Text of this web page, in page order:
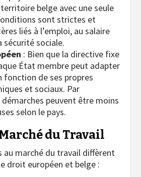
belge avec une seule
sont strictes et
liés à l’emploi, au salaire
sécurité sociale.
: Bien que la directive fixe
État membre peut adapter
fonction de ses propres
et sociaux. Par
peuvent être moins
selon le pays.
du Travail
au marché du travail diffèrent
droit européen et belge :